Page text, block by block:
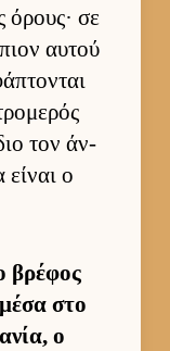
όρους· σε
αυ­τού
τον άν­
ο
βρέφος
στο
ο